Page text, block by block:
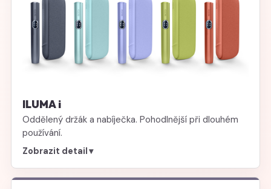
ILUMA i
Oddělený držák a nabíječka. Pohodlnější při dlouhém
používání.
Zobrazit detail▾